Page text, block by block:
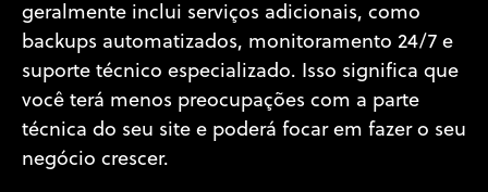
geralmente inclui serviços adicionais, como
backups automatizados, monitoramento 24/7 e
suporte técnico especializado. Isso significa que
você terá menos preocupações com a parte
técnica do seu site e poderá focar em fazer o seu
negócio crescer.